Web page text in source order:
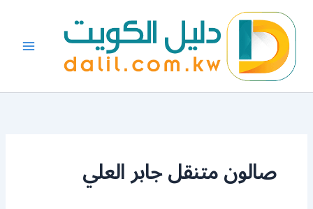
المحتوى
صالون متنقل جابر العلي